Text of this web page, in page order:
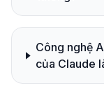
Công nghệ
của Claude